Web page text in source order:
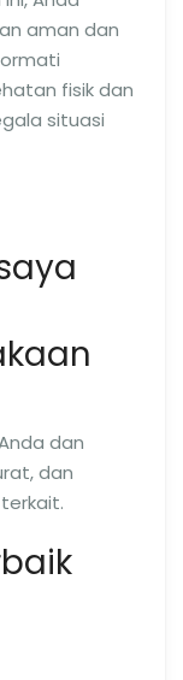
aman dan
fisik dan
situasi
dan
dan